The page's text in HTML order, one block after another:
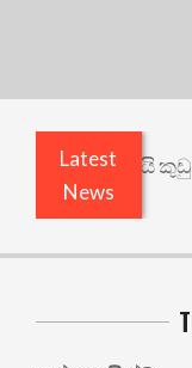
Latest
News
ඇතුළෙයි කුඩු